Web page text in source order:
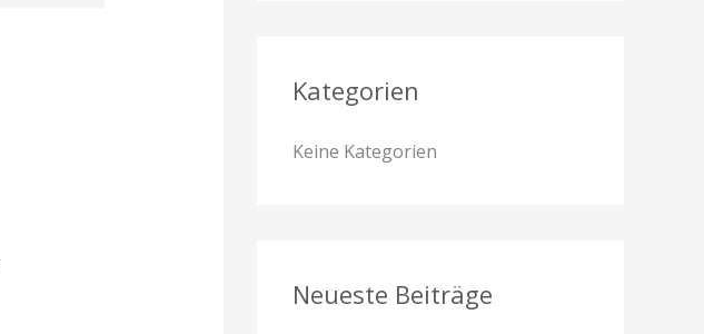
e
n
Kategorien
Keine Kategorien
Neueste Beiträge